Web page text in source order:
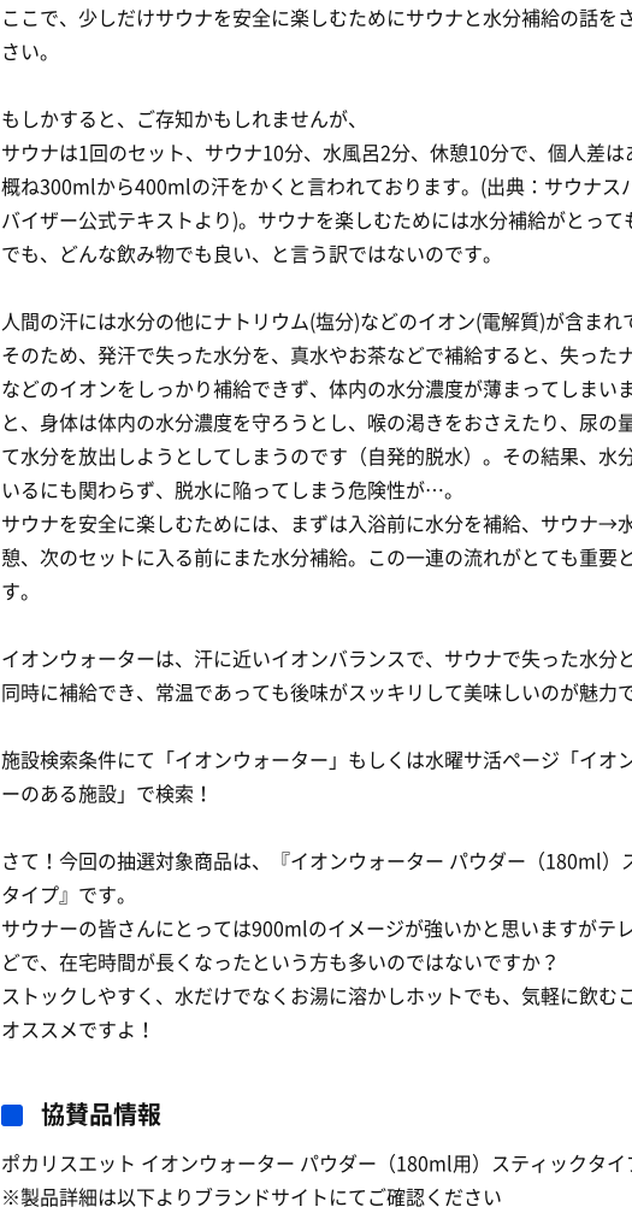
ここで、少しだけサウナを安全に楽しむためにサウナと水分補給の話を
さい。
もしかすると、ご存知かもしれませんが、
サウナは1回のセット、サウナ10分、水風呂2分、休憩10分で、個人差は
概ね300mlから400mlの汗をかくと言われております。(出典：サウナス
バイザー公式テキストより)。サウナを楽しむためには水分補給がとって
でも、どんな飲み物でも良い、と言う訳ではないのです。
人間の汗には水分の他にナトリウム(塩分)などのイオン(電解質)が含まれ
そのため、発汗で失った水分を、真水やお茶などで補給すると、失った
などのイオンをしっかり補給できず、体内の水分濃度が薄まってしまい
と、身体は体内の水分濃度を守ろうとし、喉の渇きをおさえたり、尿の
て水分を放出しようとしてしまうのです（自発的脱水）。その結果、水
いるにも関わらず、脱水に陥ってしまう危険性が…。
サウナを安全に楽しむためには、まずは入浴前に水分を補給、サウナ→
憩、次のセットに入る前にまた水分補給。この一連の流れがとても重要
す。
イオンウォーターは、汗に近いイオンバランスで、サウナで失った水分
同時に補給でき、常温であっても後味がスッキリして美味しいのが魅力
施設検索条件にて「イオンウォーター」もしくは水曜サ活ページ「イオ
ーのある施設」で検索！
さて！今回の抽選対象商品は、『イオンウォーター パウダー（180ml）
タイプ』です。
サウナーの皆さんにとっては900mlのイメージが強いかと思いますがテ
どで、在宅時間が長くなったという方も多いのではないですか？
ストックしやすく、水だけでなくお湯に溶かしホットでも、気軽に飲む
オススメですよ！
協賛品情報
ポカリスエット イオンウォーター パウダー（180ml用）スティックタイ
※製品詳細は以下よりブランドサイトにてご確認ください